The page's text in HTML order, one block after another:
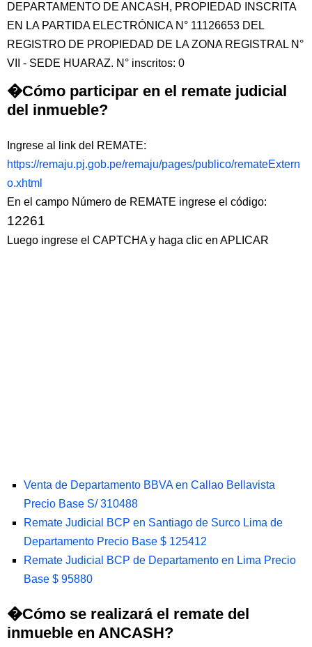
DEPARTAMENTO DE ANCASH, PROPIEDAD INSCRITA
EN LA PARTIDA ELECTRÓNICA N° 11126653 DEL
REGISTRO DE PROPIEDAD DE LA ZONA REGISTRAL N°
VII - SEDE HUARAZ. N° inscritos: 0
�Cómo participar en el remate judicial
del inmueble?
Ingrese al link del REMATE:
https://remaju.pj.gob.pe/remaju/pages/publico/remateExtern
o.xhtml
En el campo Número de REMATE ingrese el código:
12261
Luego ingrese el CAPTCHA y haga clic en APLICAR
Venta de Departamento BBVA en Callao Bellavista
Precio Base S/ 310488
Remate Judicial BCP en Santiago de Surco Lima de
Departamento Precio Base $ 125412
Remate Judicial BCP de Departamento en Lima Precio
Base $ 95880
�Cómo se realizará el remate del
inmueble en ANCASH?